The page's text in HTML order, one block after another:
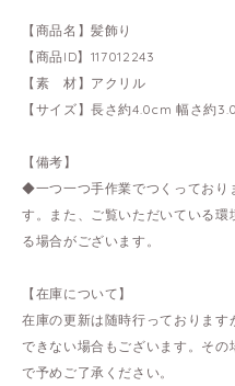
【商品名】髪飾り
【商品ID】117012243
【素 材】アクリル
【サイズ】長さ約4.0cm 幅さ約
【備考】
◆一つ一つ手作業でつくっており
す。また、ご覧いただいている環
る場合がございます。
【在庫について】
在庫の更新は随時行っておりま
できない場合もございます。そ
で予めご了承ください。